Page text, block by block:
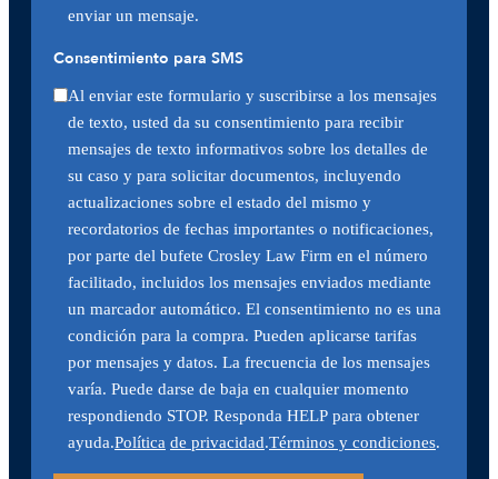
enviar un mensaje.
Consentimiento para SMS
Al enviar este formulario y suscribirse a los mensajes
de texto, usted da su consentimiento para recibir
mensajes de texto informativos sobre los detalles de
su caso y para solicitar documentos, incluyendo
actualizaciones sobre el estado del mismo y
recordatorios de fechas importantes o notificaciones,
por parte del bufete Crosley Law Firm en el número
facilitado, incluidos los mensajes enviados mediante
un marcador automático. El consentimiento no es una
condición para la compra. Pueden aplicarse tarifas
por mensajes y datos. La frecuencia de los mensajes
varía. Puede darse de baja en cualquier momento
respondiendo STOP. Responda HELP para obtener
ayuda.Política de privacidad.Términos y condiciones.